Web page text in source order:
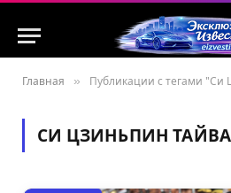
Главная » Публикации с тегами "Си
СИ ЦЗИНЬПИН